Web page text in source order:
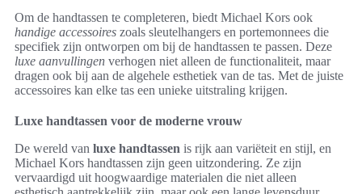
Om de handtassen te completeren, biedt Michael Kors ook
handige accessoires zoals sleutelhangers en portemonnees die
specifiek zijn ontworpen om bij de handtassen te passen. Deze
luxe aanvullingen verhogen niet alleen de functionaliteit, maar
dragen ook bij aan de algehele esthetiek van de tas. Met de juiste
accessoires kan elke tas een unieke uitstraling krijgen.
Luxe handtassen voor de moderne vrouw
De wereld van luxe handtassen is rijk aan variëteit en stijl, en
Michael Kors handtassen zijn geen uitzondering. Ze zijn
vervaardigd uit hoogwaardige materialen die niet alleen